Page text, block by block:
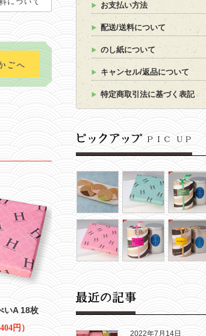
いA 18枚
円）
お支払い方法
配送/送料について
のし紙について
キャンセル/返品について
特定商取引法に基づく表記
2022年7月14日